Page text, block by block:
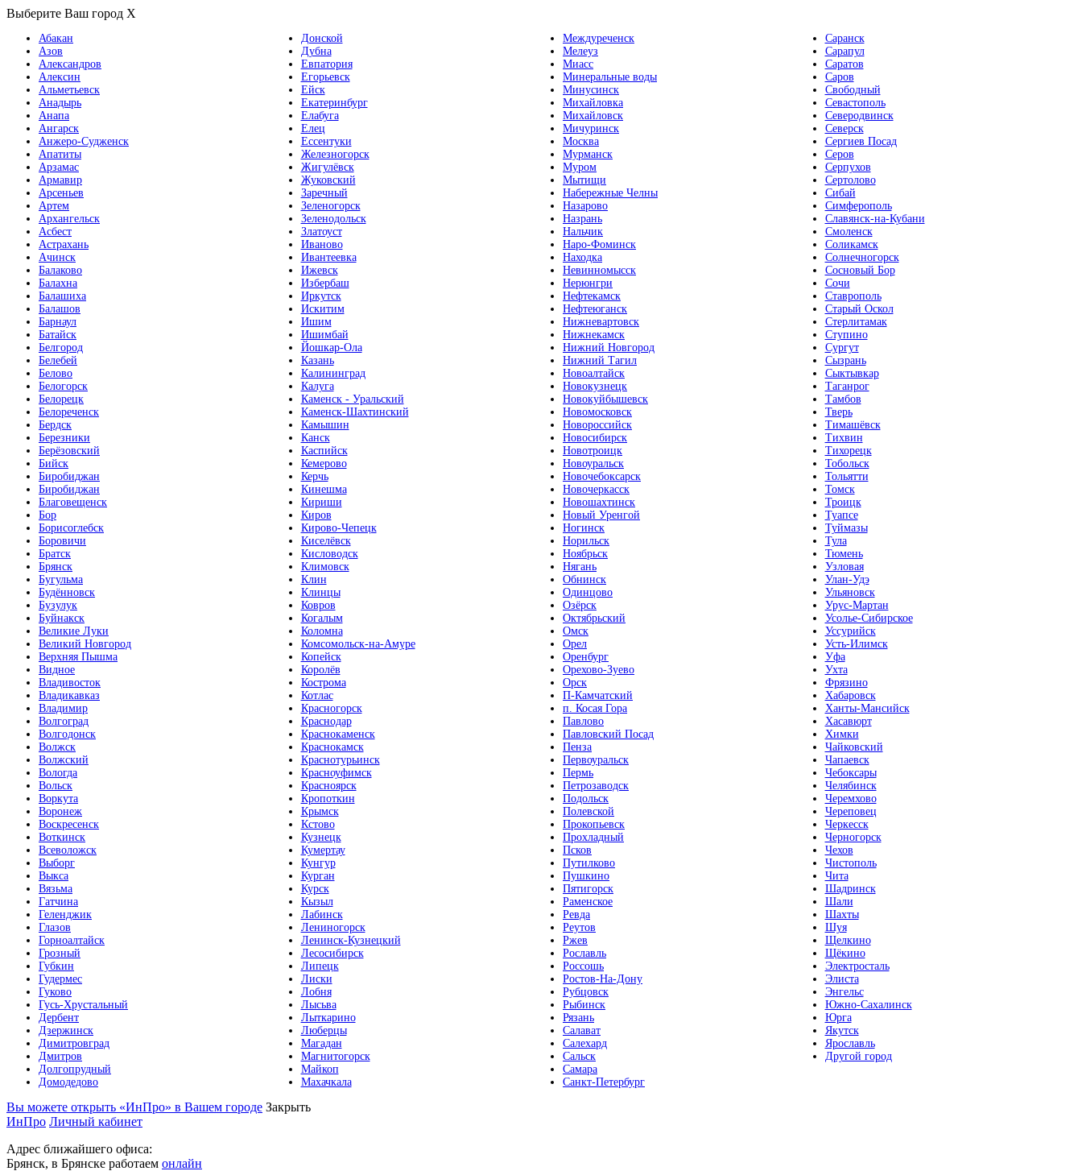
Выберите Ваш город X
Абакан
Азов
Александров
Алексин
Альметьевск
Анадырь
Анапа
Ангарск
Анжеро-Судженск
Апатиты
Арзамас
Армавир
Арсеньев
Артем
Архангельск
Асбест
Астрахань
Ачинск
Балаково
Балахна
Балашиха
Балашов
Барнаул
Батайск
Белгород
Белебей
Белово
Белогорск
Белорецк
Белореченск
Бердск
Березники
Берёзовский
Бийск
Биробиджан
Биробиджан
Благовещенск
Бор
Борисоглебск
Боровичи
Братск
Брянск
Бугульма
Будённовск
Бузулук
Буйнакск
Великие Луки
Великий Новгород
Верхняя Пышма
Видное
Владивосток
Владикавказ
Владимир
Волгоград
Волгодонск
Волжск
Волжский
Вологда
Вольск
Воркута
Воронеж
Воскресенск
Воткинск
Всеволожск
Выборг
Выкса
Вязьма
Гатчина
Геленджик
Глазов
Горноалтайск
Грозный
Губкин
Гудермес
Гуково
Гусь-Хрустальный
Дербент
Дзержинск
Димитровград
Дмитров
Долгопрудный
Домодедово
Донской
Дубна
Евпатория
Егорьевск
Ейск
Екатеринбург
Елабуга
Елец
Ессентуки
Железногорск
Жигулёвск
Жуковский
Заречный
Зеленогорск
Зеленодольск
Златоуст
Иваново
Ивантеевка
Ижевск
Избербаш
Иркутск
Искитим
Ишим
Ишимбай
Йошкар-Ола
Казань
Калининград
Калуга
Каменск - Уральский
Каменск-Шахтинский
Камышин
Канск
Каспийск
Кемерово
Керчь
Кинешма
Кириши
Киров
Кирово-Чепецк
Киселёвск
Кисловодск
Климовск
Клин
Клинцы
Ковров
Когалым
Коломна
Комсомольск-на-Амуре
Копейск
Королёв
Кострома
Котлас
Красногорск
Краснодар
Краснокаменск
Краснокамск
Краснотурьинск
Красноуфимск
Красноярск
Кропоткин
Крымск
Кстово
Кузнецк
Кумертау
Кунгур
Курган
Курск
Кызыл
Лабинск
Лениногорск
Ленинск-Кузнецкий
Лесосибирск
Липецк
Лиски
Лобня
Лысьва
Лыткарино
Люберцы
Магадан
Магнитогорск
Майкоп
Махачкала
Междуреченск
Мелеуз
Миасс
Минеральные воды
Минусинск
Михайловка
Михайловск
Мичуринск
Москва
Мурманск
Муром
Мытищи
Набережные Челны
Назарово
Назрань
Нальчик
Наро-Фоминск
Находка
Невинномысск
Нерюнгри
Нефтекамск
Нефтеюганск
Нижневартовск
Нижнекамск
Нижний Новгород
Нижний Тагил
Новоалтайск
Новокузнецк
Новокуйбышевск
Новомосковск
Новороссийск
Новосибирск
Новотроицк
Новоуральск
Новочебоксарск
Новочеркасск
Новошахтинск
Новый Уренгой
Ногинск
Норильск
Ноябрьск
Нягань
Обнинск
Одинцово
Озёрск
Октябрьский
Омск
Орел
Оренбург
Орехово-Зуево
Орск
П-Камчатский
п. Косая Гора
Павлово
Павловский Посад
Пенза
Первоуральск
Пермь
Петрозаводск
Подольск
Полевской
Прокопьевск
Прохладный
Псков
Путилково
Пушкино
Пятигорск
Раменское
Ревда
Реутов
Ржев
Рославль
Россошь
Ростов-На-Дону
Рубцовск
Рыбинск
Рязань
Салават
Салехард
Сальск
Самара
Санкт-Петербург
Саранск
Сарапул
Саратов
Саров
Свободный
Севастополь
Северодвинск
Северск
Сергиев Посад
Серов
Серпухов
Сертолово
Сибай
Симферополь
Славянск-на-Кубани
Смоленск
Соликамск
Солнечногорск
Сосновый Бор
Сочи
Ставрополь
Старый Оскол
Стерлитамак
Ступино
Сургут
Сызрань
Сыктывкар
Таганрог
Тамбов
Тверь
Тимашёвск
Тихвин
Тихорецк
Тобольск
Тольятти
Томск
Троицк
Туапсе
Туймазы
Тула
Тюмень
Узловая
Улан-Удэ
Ульяновск
Урус-Мартан
Усолье-Сибирское
Уссурийск
Усть-Илимск
Уфа
Ухта
Фрязино
Хабаровск
Ханты-Мансийск
Хасавюрт
Химки
Чайковский
Чапаевск
Чебоксары
Челябинск
Черемхово
Череповец
Черкесск
Черногорск
Чехов
Чистополь
Чита
Шадринск
Шали
Шахты
Шуя
Щелкино
Щёкино
Электросталь
Элиста
Энгельс
Южно-Сахалинск
Юрга
Якутск
Ярославль
Другой город
Вы можете открыть «ИнПро» в Вашем городе Закрыть
ИнПро Личный кабинет
Адрес ближайшего офиса:
Брянск, в Брянске работаем онлайн